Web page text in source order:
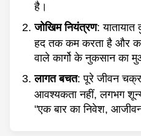
है।
जोखिम नियंत्रण:
हद तक कम करता है और
वाले कार्गो के नुकसान का
लागत बचत: पूरे जीवन
आवश्यकता नहीं, लगभग
"एक बार का निवेश,